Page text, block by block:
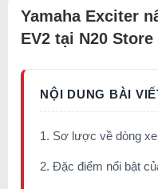
Yamaha Exciter
EV2 tại N20 Store
1. Sơ lược về dòng
2. Đặc điểm nổi bật